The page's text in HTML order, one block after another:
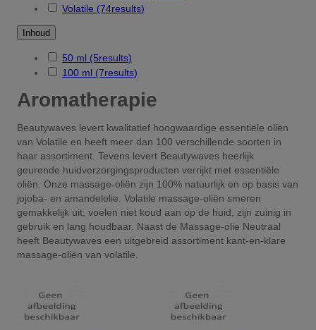
Volatile (74results)
Inhoud
50 ml (5results)
100 ml (7results)
Aromatherapie
Beautywaves levert kwalitatief hoogwaardige essentiële oliën
van Volatile en heeft meer dan 100 verschillende soorten in
haar assortiment. Tevens levert Beautywaves heerlijk
geurende huidverzorgingsproducten verrijkt met essentiële
oliën. Onze massage-oliën zijn 100% natuurlijk en op basis van
jojoba- en amandelolie. Volatile massage-oliën smeren
gemakkelijk uit, voelen niet koud aan op de huid, zijn zuinig in
gebruik en lang houdbaar. Naast de Massage-olie Neutraal
heeft Beautywaves een uitgebreid assortiment kant-en-klare
massage-oliën van volatile.